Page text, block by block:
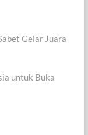
Gelar Juara
untuk Buka